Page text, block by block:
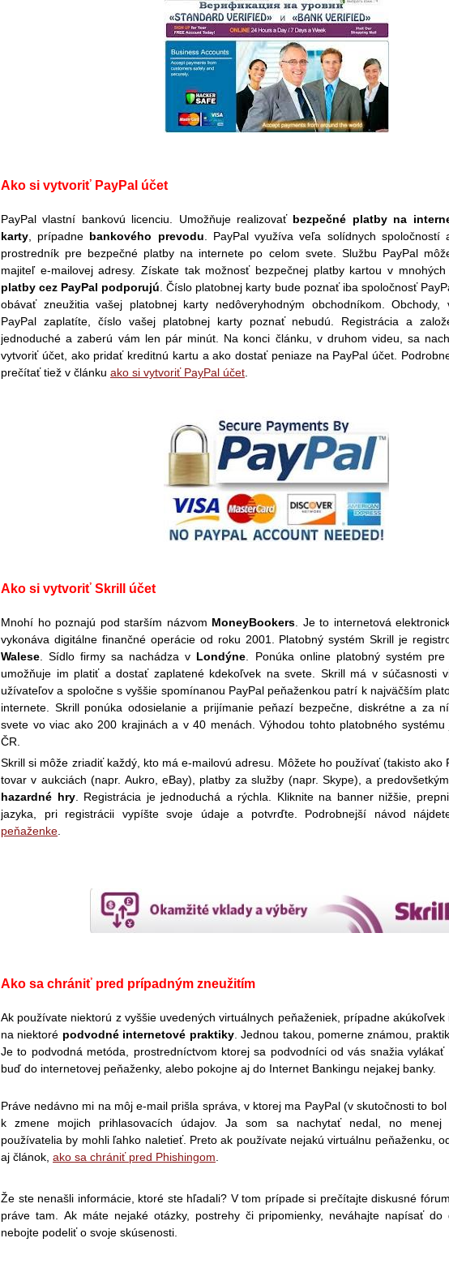
Ako si vytvoriť PayPal účet
PayPal vlastní bankovú licenciu. Umožňuje realizovať bezpečné platby na
karty , prípadne bankového prevodu . PayPal využíva veľa solídnych
prostredník pre bezpečné platby na internete po celom svete. Službu PayPal
majiteľ e-mailovej adresy. Získate tak možnosť bezpečnej platby kartou v
platby cez PayPal podporujú . Číslo platobnej karty bude poznať iba spoločnosť
obávať zneužitia vašej platobnej karty nedôveryhodným obchodníkom. Obchody,
PayPal zaplatíte, číslo vašej platobnej karty poznať nebudú. Registrácia a
jednoduché a zaberú vám len pár minút. Na konci článku, v druhom videu, sa
vytvoriť účet, ako pridať kreditnú kartu a ako dostať peniaze na PayPal účet.
prečítať tiež v článku ako si vytvoriť PayPal účet
Ako si vytvoriť Skrill účet
Mnohí ho poznajú pod starším názvom MoneyBookers . Je to internetová
vykonáva digitálne finančné operácie od roku 2001. Platobný systém Skrill je
Walese . Sídlo firmy sa nachádza v Londýne . Ponúka online platobný systém
umožňuje im platiť a dostať zaplatené kdekoľvek na svete. Skrill má v súčasnosti
užívateľov a spoločne s vyššie spomínanou PayPal peňaženkou patrí k najväčším
internete. Skrill ponúka odosielanie a prijímanie peňazí bezpečne, diskrétne a za
svete vo viac ako 200 krajinách a v 40 menách. Výhodou tohto platobného
ČR.
Skrill si môže zriadiť každý, kto má e-mailovú adresu. Môžete ho používať (takisto ako
tovar v aukciách (napr. Aukro, eBay), platby za služby (napr. Skype), a
hazardné hry. Registrácia je jednoduchá a rýchla. Kliknite na banner nižšie,
jazyka, pri registrácii vypíšte svoje údaje a potvrďte. Podrobnejší návod
peňaženke
Ako sa chrániť pred prípadným zneužitím
Ak používate niektorú z vyššie uvedených virtuálnych peňaženiek, prípadne
na niektoré podvodné internetové praktiky. Jednou takou, pomerne známou,
Je to podvodná metóda, prostredníctvom ktorej sa podvodníci od vás snažia vylákať
buď do internetovej peňaženky, alebo pokojne aj do Internet Bankingu nejakej banky.
Práve nedávno mi na môj e-mail prišla správa, v ktorej ma PayPal (v skutočnosti to
k zmene mojich prihlasovacích údajov. Ja som sa nachytať nedal, no menej
používatelia by mohli ľahko naletieť. Preto ak používate nejakú virtuálnu peňaženku,
aj článok, ako sa chrániť pred Phishingom
Že ste nenašli informácie, ktoré ste hľadali? V tom prípade si prečítajte diskusné
práve tam. Ak máte nejaké otázky, postrehy či pripomienky, neváhajte napísať do
nebojte podeliť o svoje skúsenosti.